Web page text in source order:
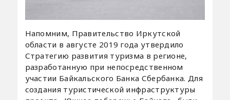
Напомним, Правительство Иркутской
области в августе 2019 года утвердило
Стратегию развития туризма в регионе,
разработанную при непосредственном
участии Байкальского Банка Сбербанка. Для
создания туристической инфраструктуры